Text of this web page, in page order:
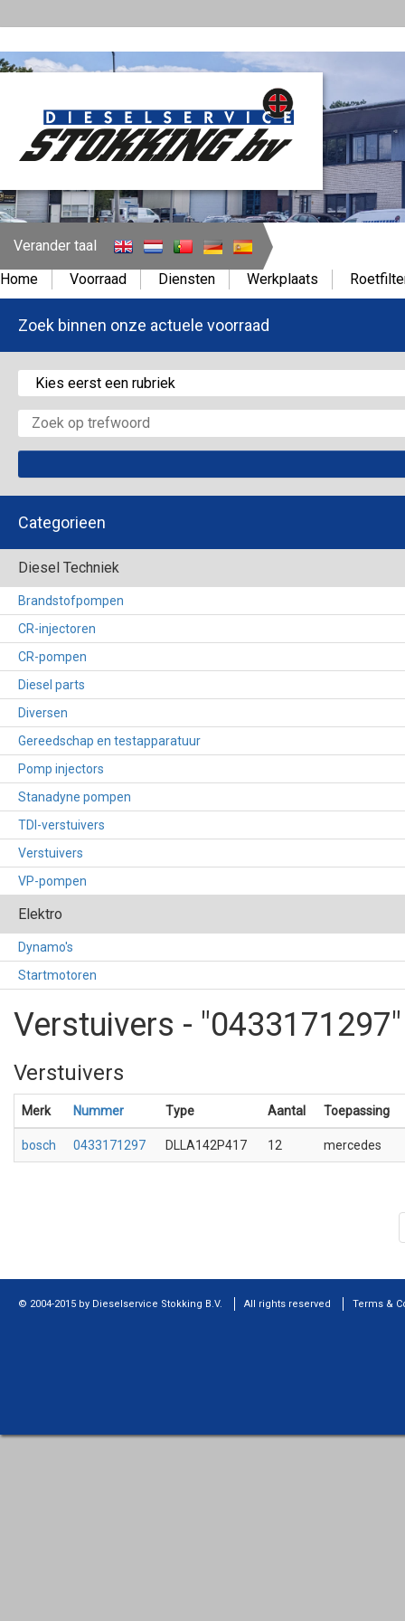
Verander taal
Home
Voorraad Diensten Werkplaats
Zoek binnen onze actuele voorraad
Categorieen
Diesel Techniek
Brandstofpompen
CR-injectoren
CR-pompen
Diesel parts
Diversen
Gereedschap en testapparatuur
Pomp injectors
Stanadyne pompen
TDI-verstuivers
Verstuivers
VP-pompen
Elektro
Dynamo's
Startmotoren
Verstuivers - "0433171297"
Verstuivers
Merk Nummer Type Aantal Toepassing
bosch 0433171297 DLLA142P417 12 mercedes
© 2004-2015 by Dieselservice Stokking B.V. All rights reserved Terms &